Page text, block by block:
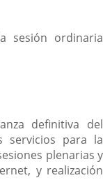
sesión ordinaria
definitiva del
servicios para la
plenarias y
y realización